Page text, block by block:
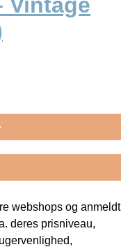
Vintage
webshops og anmeldt
deres prisniveau,